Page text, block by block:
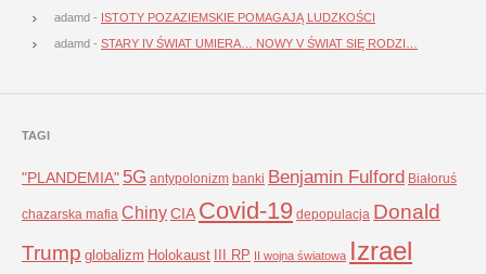
adamd - ISTOTY POZAZIEMSKIE POMAGAJĄ LUDZKOŚCI
adamd - STARY IV ŚWIAT UMIERA… NOWY V ŚWIAT SIĘ RODZI…
TAGI
"PLANDEMIA" 5G antypolonizm banki Benjamin Fulford Białoruś
chazarska mafia ChinyCIA Covid-19 depopulacja Donald
Trump globalizm Holokaust III RP II wojna światowa Izrael